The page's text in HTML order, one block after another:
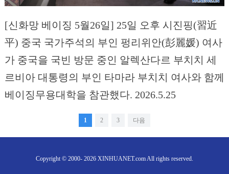
[신화망 베이징 5월26일] 25일 오후 시진핑(習近
平) 중국 국가주석의 부인 펑리위안(彭麗媛) 여사
가 중국을 국빈 방문 중인 알렉산다르 부치치 세
르비아 대통령의 부인 타마라 부치치 여사와 함께
베이징무용대학을 참관했다. 2026.5.25
1 2 3 다음
Copyright © 2000- 2026 XINHUANET.com All rights reserved.